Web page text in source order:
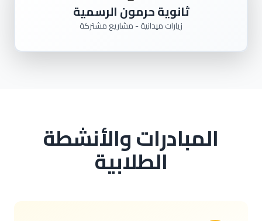
ثانوية حرمون الرسمية
زيارات ميدانية - مشاريع مشتركة
المبادرات والأنشطة
الطلابية